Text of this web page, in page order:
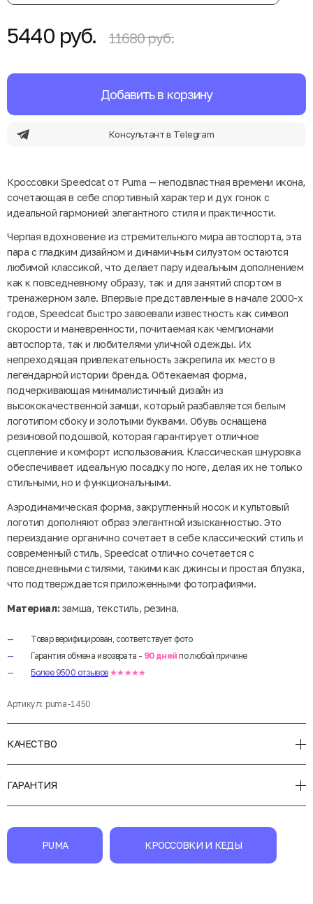
5440 руб. 11680 руб.
Добавить в корзину
Консультант в Telegram
Кроссовки Speedcat от Puma — неподвластная времени икона,
сочетающая в себе спортивный характер и дух гонок с
идеальной гармонией элегантного стиля и практичности.
Черпая вдохновение из стремительного мира автоспорта, эта
пара с гладким дизайном и динамичным силуэтом остаются
любимой классикой, что делает пару идеальным дополнением
как к повседневному образу, так и для занятий спортом в
тренажерном зале. Впервые представленные в начале 2000-х
годов, Speedcat быстро завоевали известность как символ
скорости и маневренности, почитаемая как чемпионами
автоспорта, так и любителями уличной одежды. Их
непреходящая привлекательность закрепила их место в
легендарной истории бренда. Обтекаемая форма,
подчеркивающая минималистичный дизайн из
высококачественной замши, который разбавляется белым
логотипом сбоку и золотыми буквами. Обувь оснащена
резиновой подошвой, которая гарантирует отличное
сцепление и комфорт использования. Классическая шнуровка
обеспечивает идеальную посадку по ноге, делая их не только
стильными, но и функциональными.
Аэродинамическая форма, закругленный носок и культовый
логотип дополняют образ элегантной изысканностью. Это
переиздание органично сочетает в себе классический стиль и
современный стиль, Speedcat отлично сочетается с
повседневными стилями, такими как джинсы и простая блузка,
что подтверждается приложенными фотографиями.
Материал:замша, текстиль, резина.
Товар верифицирован, соответствует фото
Гарантия обмена и возврата - 90 дней по любой причине
Более 9500 отзывов ★★★★★
Артикул: puma-1450
КАЧЕСТВО
ГАРАНТИЯ
PUMA КРОССОВКИ И КЕДЫ